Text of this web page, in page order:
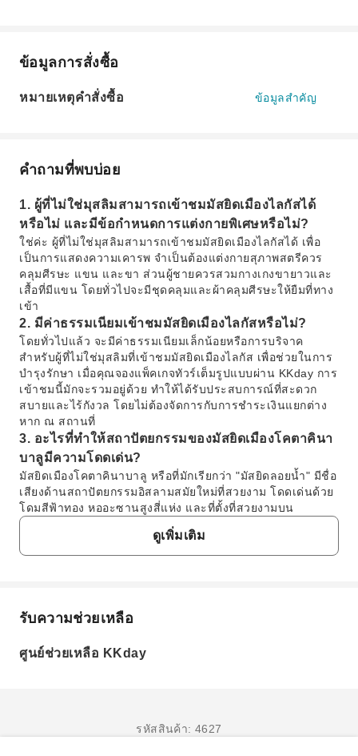
ข้อมูลการสั่งซื้อ
หมายเหตุคำสั่งซื้อ ข้อมูลสำคัญ
คำถามที่พบบ่อย
1. ผู้ที่ไม่ใช่มุสลิมสามารถเข้าชมมัสยิดเมืองไลกัสได้
หรือไม่ และมีข้อกำหนดการแต่งกายพิเศษหรือไม่?
ใช่ค่ะ ผู้ที่ไม่ใช่มุสลิมสามารถเข้าชมมัสยิดเมืองไลกัสได้ เพื่อ
เป็นการแสดงความเคารพ จำเป็นต้องแต่งกายสุภาพสตรีควร
คลุมศีรษะ แขน และขา ส่วนผู้ชายควรสวมกางเกงขายาวและ
เสื้อที่มีแขน โดยทั่วไปจะมีชุดคลุมและผ้าคลุมศีรษะให้ยืมที่ทาง
เข้า
2. มีค่าธรรมเนียมเข้าชมมัสยิดเมืองไลกัสหรือไม่?
โดยทั่วไปแล้ว จะมีค่าธรรมเนียมเล็กน้อยหรือการบริจาค
สำหรับผู้ที่ไม่ใช่มุสลิมที่เข้าชมมัสยิดเมืองไลกัส เพื่อช่วยในการ
บำรุงรักษา เมื่อคุณจองแพ็คเกจทัวร์เต็มรูปแบบผ่าน KKday การ
เข้าชมนี้มักจะรวมอยู่ด้วย ทำให้ได้รับประสบการณ์ที่สะดวก
สบายและไร้กังวล โดยไม่ต้องจัดการกับการชำระเงินแยกต่าง
หาก ณ สถานที่
3. อะไรที่ทำให้สถาปัตยกรรมของมัสยิดเมืองโคตาคินา
บาลูมีความโดดเด่น?
มัสยิดเมืองโคตาคินาบาลู หรือที่มักเรียกว่า "มัสยิดลอยน้ำ" มีชื่อ
เสียงด้านสถาปัตยกรรมอิสลามสมัยใหม่ที่สวยงาม โดดเด่นด้วย
โดมสีฟ้าทอง หออะซานสูงสี่แห่ง และที่ตั้งที่สวยงามบน
ทะเลสาบที่มนุษย์สร้างขึ้น ทำให้เกิดภาพลวงตาว่าลอยอยู่เหนือ
น้ำ ซึ่งให้ภาพสะท้อนที่งดงาม โดยเฉพาะอย่างยิ่งในช่วง
พระอาทิตย์ตกดิน
ระหว่างการล่องเรือชมธรรมชาติที่แม่น้ำกาวากาวา ผู้เข้าชมมี
โอกาสได้พบกับสัตว์ป่าแปลกใหม่หลากหลายชนิด สัตว์ที่มีชื่อ
เห็นลิงแสม ตัวเหี้ย นกกระเต็น และนกชนิดอื่นๆ ที่อาศัยอยู่ใน
เวลาที่ดีที่สุดสำหรับการชมหิ่งห้อยที่แม่น้ำกาวากาวาคือหลัง
ดูเพิ่มเติม
คำถามที่พบบ่อย
สตรีควรคลุมศีรษะ แขน และขา ส่วนผู้ชายควรสวมกางเกง
รับความช่วยเหลือ
ศูนย์ช่วยเหลือ KKday
รหัสสินค้า: 4627